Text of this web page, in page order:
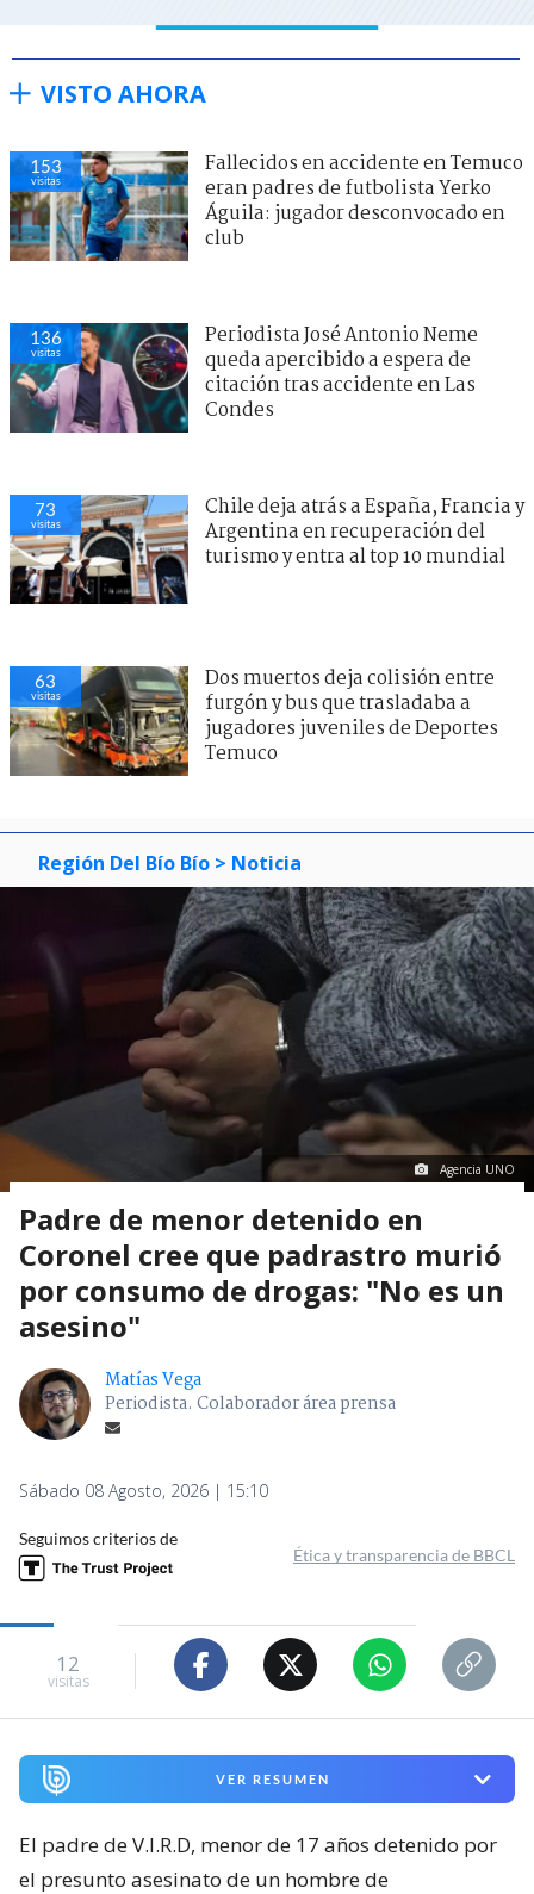
VISTO AHORA
153
visitas
Fallecidos en accidente en Temuco
eran padres de futbolista Yerko
Águila: jugador desconvocado en
club
136
visitas
Periodista José Antonio Neme
queda apercibido a espera de
citación tras accidente en Las
Condes
73
visitas
Chile deja atrás a España, Francia y
Argentina en recuperación del
turismo y entra al top 10 mundial
63
visitas
Dos muertos deja colisión entre
furgón y bus que trasladaba a
jugadores juveniles de Deportes
Temuco
Región Del Bío Bío > Noticia
Agencia UNO
Padre de menor detenido en
Coronel cree que padrastro murió
por consumo de drogas: "No es un
asesino"
Matías Vega
Periodista. Colaborador área prensa
Sábado 08 Agosto, 2026 | 15:10
Seguimos criterios de
Ética y transparencia de BBCL
12
visitas
VER RESUMEN
El padre de V.I.R.D, menor de 17 años detenido por
el presunto asesinato de un hombre de